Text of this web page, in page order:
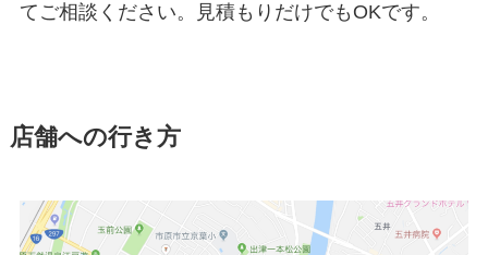
てご相談ください。見積もりだけでもOKです。
店舗への行き方